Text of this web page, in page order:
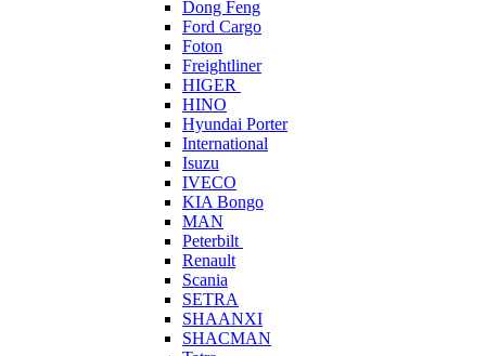
Dong Feng
Ford Cargo
Foton
Freightliner
HIGER
HINO
Hyundai Porter
International
Isuzu
IVECO
KIA Bongo
MAN
Peterbilt
Renault
Scania
SETRA
SHAANXI
SHACMAN